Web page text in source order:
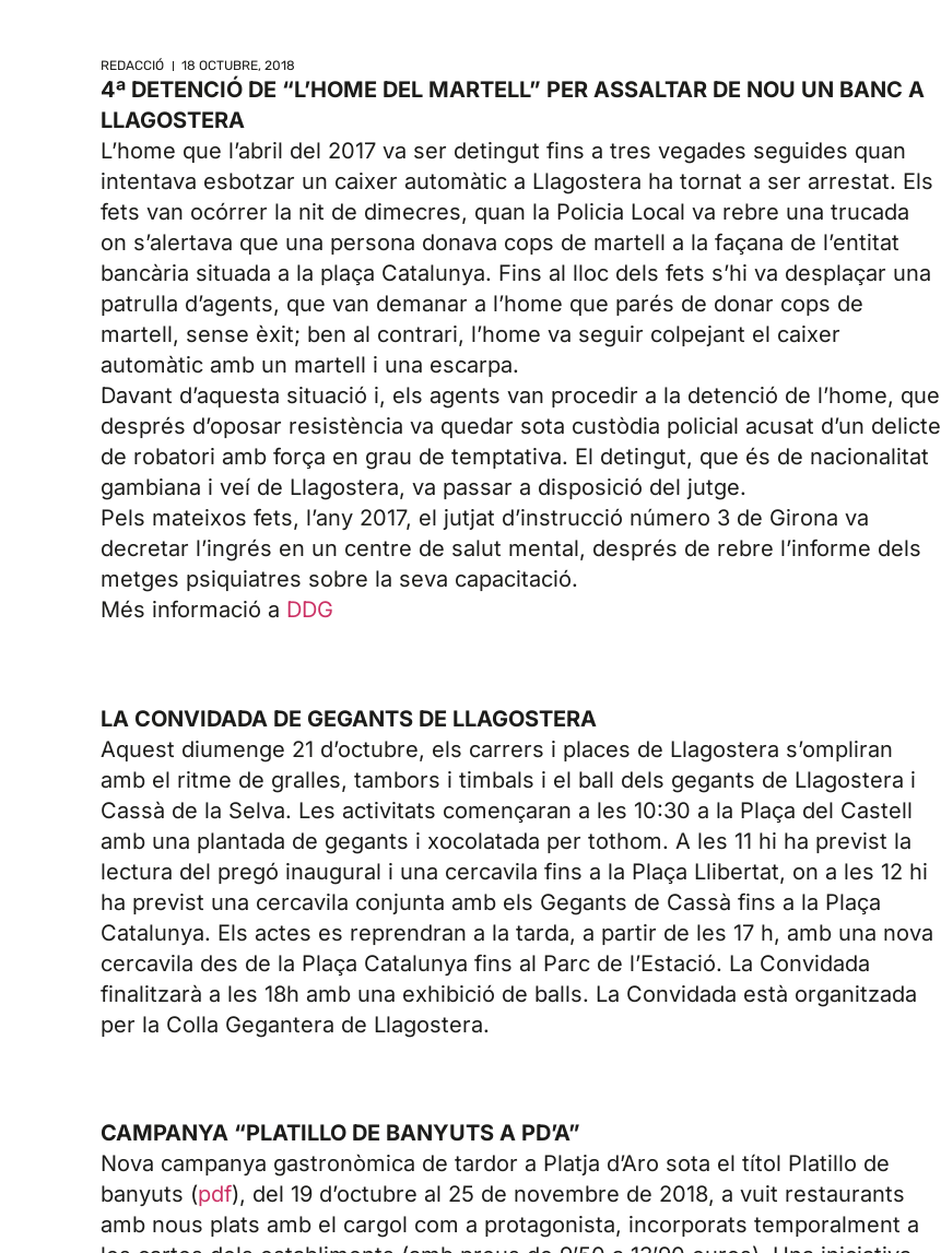
REDACCIÓ 18 OCTUBRE, 2018
4ª DETENCIÓ DE “L’HOME DEL MARTELL” PER ASSALTAR DE NOU UN BANC A
LLAGOSTERA
L’home que l’abril del 2017 va ser detingut fins a tres vegades seguides quan
intentava esbotzar un caixer automàtic a Llagostera ha tornat a ser arrestat. Els
fets van ocórrer la nit de dimecres, quan la Policia Local va rebre una trucada
on s’alertava que una persona donava cops de martell a la façana de l’entitat
bancària situada a la plaça Catalunya. Fins al lloc dels fets s’hi va desplaçar una
patrulla d’agents, que van demanar a l’home que parés de donar cops de
martell, sense èxit; ben al contrari, l’home va seguir colpejant el caixer
automàtic amb un martell i una escarpa.
Davant d’aquesta situació i, els agents van procedir a la detenció de l’home, que
després d’oposar resistència va quedar sota custòdia policial acusat d’un delicte
de robatori amb força en grau de temptativa. El detingut, que és de nacionalitat
gambiana i veí de Llagostera, va passar a disposició del jutge.
Pels mateixos fets, l’any 2017, el jutjat d’instrucció número 3 de Girona va
decretar l’ingrés en un centre de salut mental, després de rebre l’informe dels
metges psiquiatres sobre la seva capacitació.
Més informació a DDG
LA CONVIDADA DE GEGANTS DE LLAGOSTERA
Aquest diumenge 21 d’octubre, els carrers i places de Llagostera s’ompliran
amb el ritme de gralles, tambors i timbals i el ball dels gegants de Llagostera i
Cassà de la Selva. Les activitats començaran a les 10:30 a la Plaça del Castell
amb una plantada de gegants i xocolatada per tothom. A les 11 hi ha previst la
lectura del pregó inaugural i una cercavila fins a la Plaça Llibertat, on a les 12 hi
ha previst una cercavila conjunta amb els Gegants de Cassà fins a la Plaça
Catalunya. Els actes es reprendran a la tarda, a partir de les 17 h, amb una nova
cercavila des de la Plaça Catalunya fins al Parc de l’Estació. La Convidada
finalitzarà a les 18h amb una exhibició de balls. La Convidada està organitzada
per la Colla Gegantera de Llagostera.
CAMPANYA “PLATILLO DE BANYUTS A PD’A”
Nova campanya gastronòmica de tardor a Platja d’Aro sota el títol Platillo de
banyuts (pdf), del 19 d’octubre al 25 de novembre de 2018, a vuit restaurants
amb nous plats amb el cargol com a protagonista, incorporats temporalment a